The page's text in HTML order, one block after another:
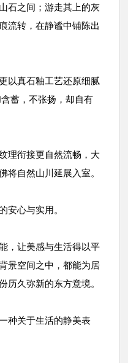
石之间；游走其上的灰
流转，在静谧中铺陈出
以真石釉工艺还原细腻
蓄，不张扬，却自有
理衔接更自然流畅，大
将自然山川延展入室。
安心与实用。
，让美感与生活得以平
景空间之中，都能为居
历久弥新的东方意境。
种关于生活的静美表